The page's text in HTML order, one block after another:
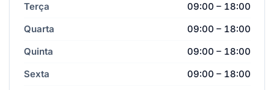
Terça
09:00 – 18:00
Quarta
09:00 – 18:00
Quinta
09:00 – 18:00
Sexta
09:00 – 18:00